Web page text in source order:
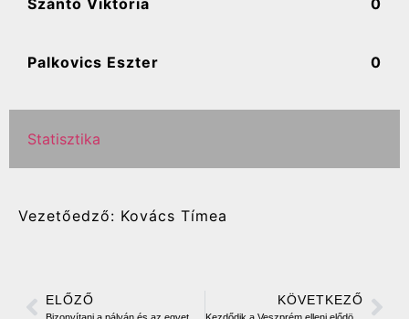
Palkovics Eszter 0
Statisztika
Vezetőedző: Kovács Tímea
ELŐZŐ KÖVETKEZŐ
Kezdődik a Veszprém elleni elődöntős párharc a Zöld csoportban